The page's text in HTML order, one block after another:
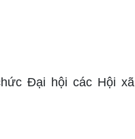
Đại hội các Hội xã